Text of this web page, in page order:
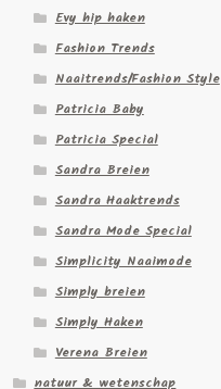
Evy hip haken
Fashion Trends
Naaitrends/Fashion Style
Patricia Baby
Patricia Special
Sandra Breien
Sandra Haaktrends
Sandra Mode Special
Simplicity Naaimode
Simply breien
Simply Haken
Verena Breien
natuur & wetenschap